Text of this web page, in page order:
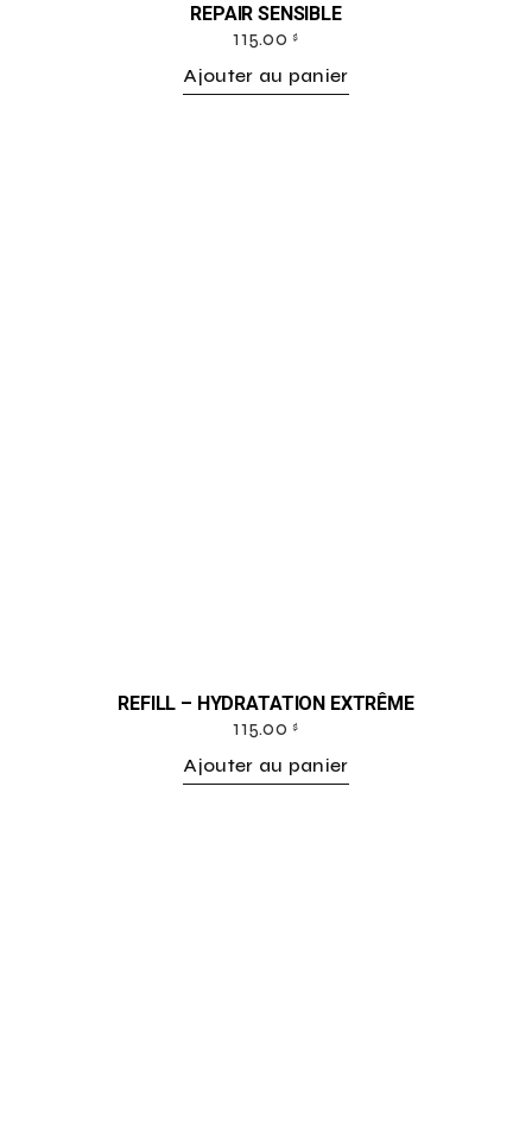
REPAIR SENSIBLE
115.00$
Ajouter au panier
REFILL – HYDRATATION EXTRÊME
115.00$
Ajouter au panier